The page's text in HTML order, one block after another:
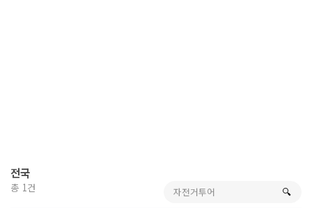
전국
총 1건 🔍︎